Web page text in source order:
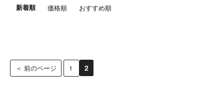
新着順 価格順 おすすめ順
＜ 前のページ 1 2